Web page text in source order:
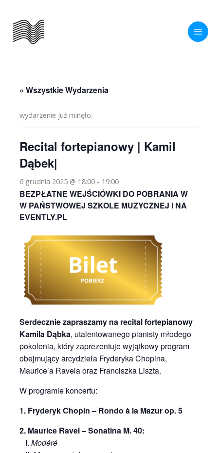
treści
« Wszystkie Wydarzenia
wydarzenie już minęło.
Recital fortepianowy | Kamil
Dąbek|
6 grudnia 2025 @ 18:00 - 19:00
BEZPŁATNE WEJŚCIÓWKI DO POBRANIA W
W PAŃSTWOWEJ SZKOLE MUZYCZNEJ I NA
EVENTLY.PL
Serdecznie zapraszamy na recital fortepianowy
Kamila Dąbka, utalentowanego pianisty młodego
pokolenia, który zaprezentuje wyjątkowy program
obejmujący arcydzieła Fryderyka Chopina,
Maurice’a Ravela oraz Franciszka Liszta.
W programie koncertu:
1. Fryderyk Chopin – Rondo à la Mazur op. 5
2. Maurice Ravel – Sonatina M. 40:
I. Modéré